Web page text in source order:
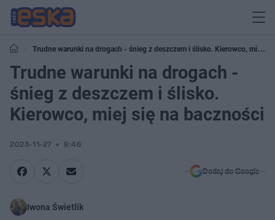
Trudne warunki na drogach - śnieg z deszczem i ślisko. Kierowco, miej
się na baczności
Trudne warunki na drogach -
śnieg z deszczem i ślisko.
Kierowco, miej się na baczności
2023-11-27 8:46
Dodaj do Google
Iwona Świetlik